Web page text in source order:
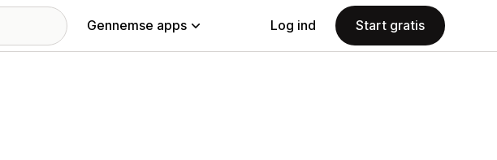
Gennemse apps Log ind Start gratis